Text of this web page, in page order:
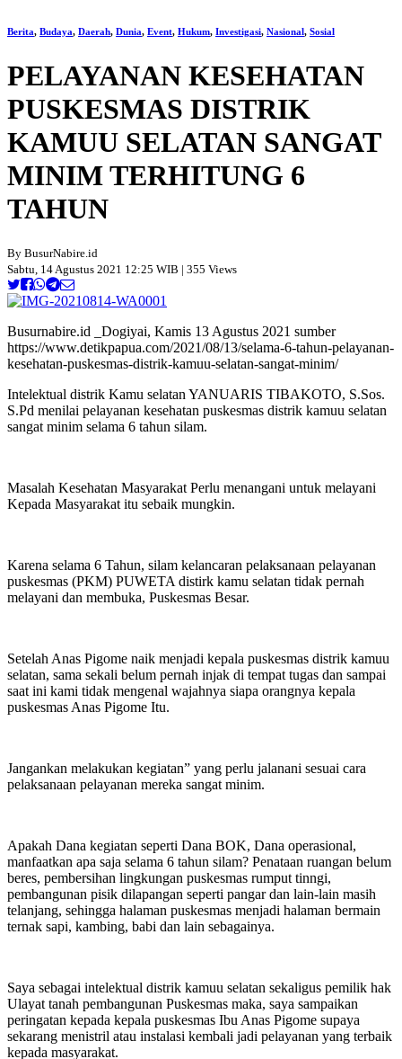
Berita, Budaya, Daerah, Dunia, Event, Hukum, Investigasi, Nasional, Sosial
PELAYANAN KESEHATAN
PUSKESMAS DISTRIK
KAMUU SELATAN SANGAT
MINIM TERHITUNG 6
TAHUN
By BusurNabire.id
Sabtu, 14 Agustus 2021 12:25 WIB | 355 Views
Busurnabire.id _Dogiyai, Kamis 13 Agustus 2021 sumber
https://www.detikpapua.com/2021/08/13/selama-6-tahun-pelayanan-
kesehatan-puskesmas-distrik-kamuu-selatan-sangat-minim/
Intelektual distrik Kamu selatan YANUARIS TIBAKOTO, S.Sos.
S.Pd menilai pelayanan kesehatan puskesmas distrik kamuu selatan
sangat minim selama 6 tahun silam.
Masalah Kesehatan Masyarakat Perlu menangani untuk melayani
Kepada Masyarakat itu sebaik mungkin.
Karena selama 6 Tahun, silam kelancaran pelaksanaan pelayanan
puskesmas (PKM) PUWETA distirk kamu selatan tidak pernah
melayani dan membuka, Puskesmas Besar.
Setelah Anas Pigome naik menjadi kepala puskesmas distrik kamuu
selatan, sama sekali belum pernah injak di tempat tugas dan sampai
saat ini kami tidak mengenal wajahnya siapa orangnya kepala
puskesmas Anas Pigome Itu.
Jangankan melakukan kegiatan” yang perlu jalanani sesuai cara
pelaksanaan pelayanan mereka sangat minim.
Apakah Dana kegiatan seperti Dana BOK, Dana operasional,
manfaatkan apa saja selama 6 tahun silam? Penataan ruangan belum
beres, pembersihan lingkungan puskesmas rumput tinngi,
pembangunan pisik dilapangan seperti pangar dan lain-lain masih
telanjang, sehingga halaman puskesmas menjadi halaman bermain
ternak sapi, kambing, babi dan lain sebagainya.
Saya sebagai intelektual distrik kamuu selatan sekaligus pemilik hak
Ulayat tanah pembangunan Puskesmas maka, saya sampaikan
peringatan kepada kepala puskesmas Ibu Anas Pigome supaya
sekarang menistril atau instalasi kembali jadi pelayanan yang terbaik
kepada masyarakat.